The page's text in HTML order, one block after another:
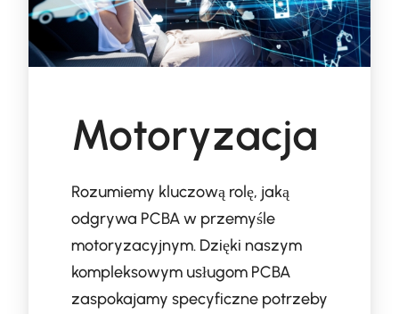
Motoryzacja
Rozumiemy kluczową rolę, jaką
odgrywa PCBA w przemyśle
motoryzacyjnym. Dzięki naszym
kompleksowym usługom PCBA
zaspokajamy specyficzne potrzeby